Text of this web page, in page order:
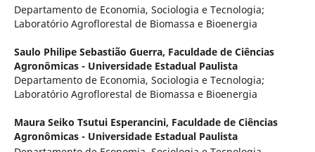
Departamento de Economia, Sociologia e Tecnologia;
Laboratório Agroflorestal de Biomassa e Bioenergia
Saulo Philipe Sebastião Guerra, Faculdade de Ciências
Agronômicas - Universidade Estadual Paulista
Departamento de Economia, Sociologia e Tecnologia;
Laboratório Agroflorestal de Biomassa e Bioenergia
Maura Seiko Tsutui Esperancini, Faculdade de Ciências
Agronômicas - Universidade Estadual Paulista